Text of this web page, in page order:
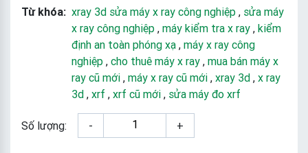
Từ khóa: xray 3d sửa máy x ray công nghiệp , sửa máy
x ray công nghiệp , máy kiểm tra x ray , kiểm
định an toàn phóng xạ , máy x ray công
nghiệp , cho thuê máy x ray , mua bán máy x
ray cũ mới , máy x ray cũ mới , xray 3d , x ray
3d , xrf , xrf cũ mới , sửa máy đo xrf
Số lượng: - +